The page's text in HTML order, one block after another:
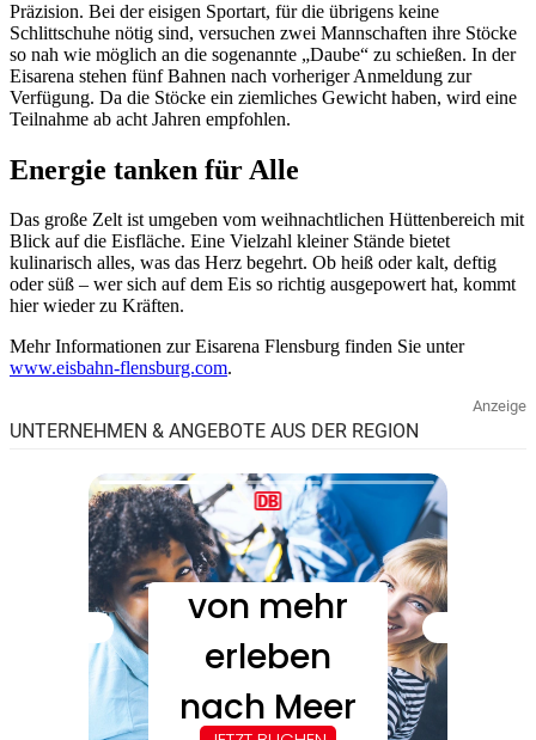
Präzision. Bei der eisigen Sportart, für die übrigens keine
Schlittschuhe nötig sind, versuchen zwei Mannschaften ihre Stöcke
so nah wie möglich an die sogenannte „Daube“ zu schießen. In der
Eisarena stehen fünf Bahnen nach vorheriger Anmeldung zur
Verfügung. Da die Stöcke ein ziemliches Gewicht haben, wird eine
Teilnahme ab acht Jahren empfohlen.
Energie tanken für Alle
Das große Zelt ist umgeben vom weihnachtlichen Hüttenbereich mit
Blick auf die Eisfläche. Eine Vielzahl kleiner Stände bietet
kulinarisch alles, was das Herz begehrt. Ob heiß oder kalt, deftig
oder süß – wer sich auf dem Eis so richtig ausgepowert hat, kommt
hier wieder zu Kräften.
Mehr Informationen zur Eisarena Flensburg finden Sie unter
www.eisbahn-flensburg.com.